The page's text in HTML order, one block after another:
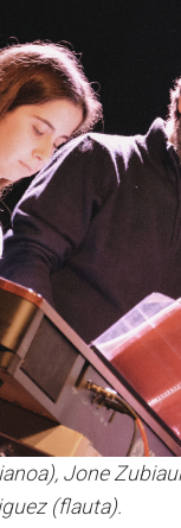
Jone
(flauta).